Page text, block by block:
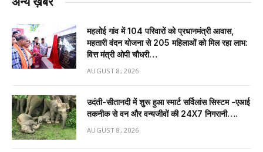
महलोई गांव में 104 परिवारों को प्रधानमंत्री आवास,
महतारी वंदन योजना से 205 महिलाओं को मिल रहा लाभ:
वित्त मंत्री ओपी चौधरी…
AUGUST 8, 2026
उदंती-सीतानदी में शुरू हुआ स्मार्ट सर्विलांस सिस्टम -एआई
तकनीक से वन और वन्यजीवों की 24X7 निगरानी….
AUGUST 8, 2026